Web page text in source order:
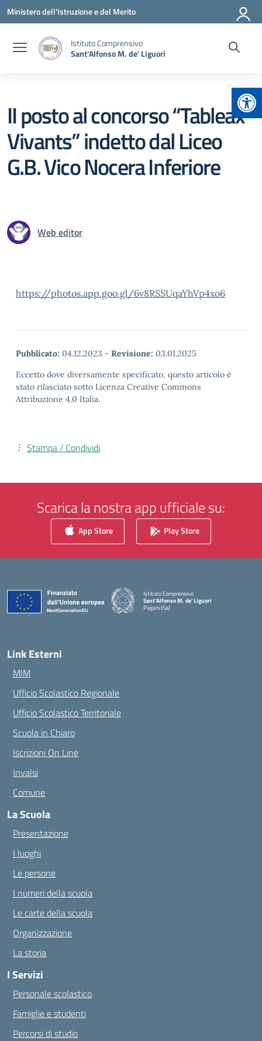
Vai ai contenuti
Vai al menu di navigazione
Vai al footer
Ministero dell'Istruzione e del Merito
Istituto Comprensivo
Sant'Alfonso M. de' Liguori
II posto al concorso “Tableax
Vivants” indetto dal Liceo
G.B. Vico Nocera Inferiore
Web editor
https://photos.app.goo.gl/6v8RSSUqaYhVp4xo6
Pubblicato: 04.12.2023 - Revisione: 03.01.2025
Eccetto dove diversamente specificato, questo articolo è
stato rilasciato sotto Licenza Creative Commons
Attribuzione 4.0 Italia.
Stampa / Condividi
Scarica la nostra app ufficiale su:
App Store Play Store
Istituto Comprensivo
Sant'Alfonso M. de' Liguori
Pagani (Sa)
— Visita la pagina iniziale della scuola
Link Esterni
MIM
Ufficio Scolastico Regionale
Ufficio Scolastico Territoriale
Scuola in Chiaro
Iscrizioni On Line
Invalsi
Comune
La Scuola
Presentazione
I luoghi
Le persone
I numeri della scuola
Le carte della scuola
Organizzazione
La storia
I Servizi
Personale scolastico
Famiglie e studenti
Percorsi di studio